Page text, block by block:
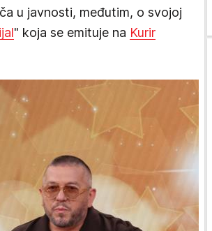
u javnosti, međutim, o svojoj
" koja se emituje na Kurir